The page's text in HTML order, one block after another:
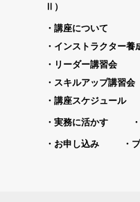
Ⅱ）
講座について
インストラクター養
リーダー講習会
スキルアップ講習会
講座スケジュール
実務に活かす
お申し込み